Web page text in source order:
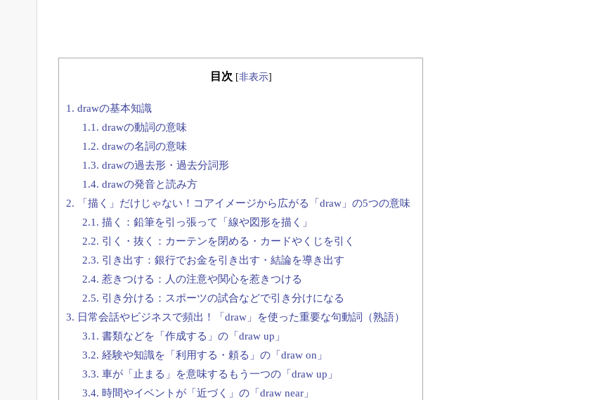
目次 [非表示]
1. drawの基本知識
1.1. drawの動詞の意味
1.2. drawの名詞の意味
1.3. drawの過去形・過去分詞形
1.4. drawの発音と読み方
2. 「描く」だけじゃない！コアイメージから広がる「draw」の5つの意味
2.1. 描く：鉛筆を引っ張って「線や図形を描く」
2.2. 引く・抜く：カーテンを閉める・カードやくじを引く
2.3. 引き出す：銀行でお金を引き出す・結論を導き出す
2.4. 惹きつける：人の注意や関心を惹きつける
2.5. 引き分ける：スポーツの試合などで引き分けになる
3. 日常会話やビジネスで頻出！「draw」を使った重要な句動詞（熟語）
3.1. 書類などを「作成する」の「draw up」
3.2. 経験や知識を「利用する・頼る」の「draw on」
3.3. 車が「止まる」を意味するもう一つの「draw up」
3.4. 時間やイベントが「近づく」の「draw near」